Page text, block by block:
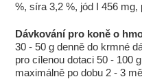
%, síra 3,2 %, jód I 456 mg,
Dávkování pro koně o
30 - 50 g denně do krmné
pro cílenou dotaci 50 - 100
maximálně po dobu 2 - 3